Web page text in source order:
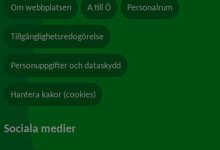
Om webbplatsen A till Ö Personalrum
Tillgänglighetsredogörelse
Personuppgifter och dataskydd
Hantera kakor (cookies)
Sociala medier